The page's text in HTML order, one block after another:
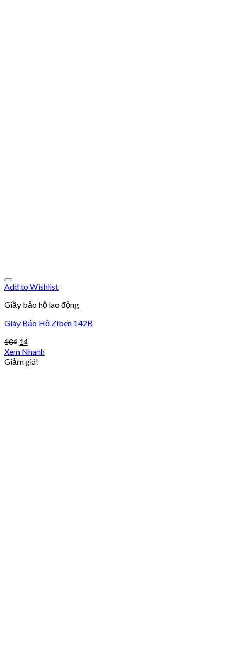
Add to Wishlist
Giầy bảo hộ lao động
Giày Bảo Hộ Ziben 142B
10₫ 1₫
Xem Nhanh
Giảm giá!